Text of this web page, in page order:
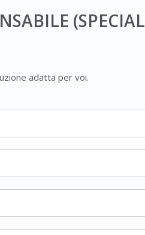
(SPECIAL
adatta per voi.